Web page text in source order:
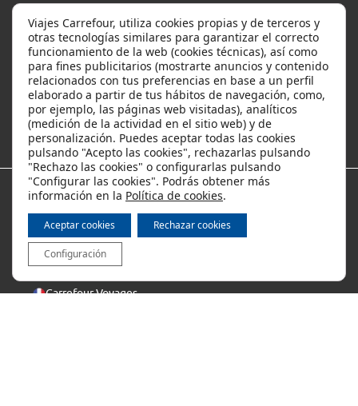
Ayuda
Ofertas y descuentos
Los viajes más populares
Carrefour Voyages
Viajes Carrefour, utiliza cookies propias y de terceros y
otras tecnologías similares para garantizar el correcto
funcionamiento de la web (cookies técnicas), así como
para fines publicitarios (mostrarte anuncios y contenido
relacionados con tus preferencias en base a un perfil
elaborado a partir de tus hábitos de navegación, como,
por ejemplo, las páginas web visitadas), analíticos
(medición de la actividad en el sitio web) y de
personalización. Puedes aceptar todas las cookies
pulsando "Acepto las cookies", rechazarlas pulsando
"Rechazo las cookies" o configurarlas pulsando
"Configurar las cookies". Podrás obtener más
información en la Política de cookies.
Aceptar cookies Rechazar cookies
Configuración